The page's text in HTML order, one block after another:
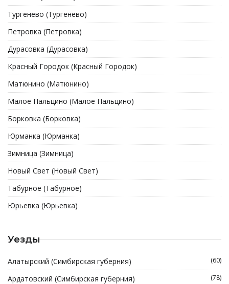
Тургенево (Тургенево)
Петровка (Петровка)
Дурасовка (Дурасовка)
Красный Городок (Красный Городок)
Матюнино (Матюнино)
Малое Пальцино (Малое Пальцино)
Борковка (Борковка)
Юрманка (Юрманка)
Зимница (Зимница)
Новый Свет (Новый Свет)
Табурное (Табурное)
Юрьевка (Юрьевка)
Уезды
Алатырский (Симбирская губерния) (60)
Ардатовский (Симбирская губерния) (78)